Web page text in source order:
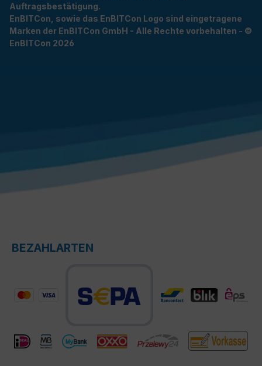
Auftragsbestätigung.
EnBITCon, sowie das EnBITCon Logo sind eingetragene
Marken der EnBITCon GmbH - Alle Rechte vorbehalten - ©
EnBITCon 2026
BEZAHLARTEN